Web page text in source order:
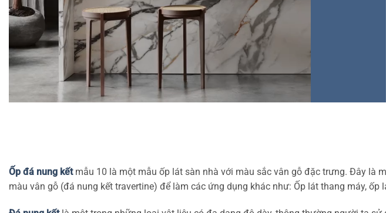
Ốp đá nung kếtmẫu 10 là một mẫu ốp lát sàn nhà với màu sắc vân gỗ đặc trưng. Đây là
màu vân gỗ (đá nung kết travertine) để làm các ứng dụng khác như: Ốp lát thang máy, ốp